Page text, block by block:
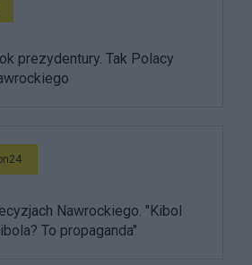
prezydentury. Tak Polacy
Nawrockiego. "Kibol
To propaganda"